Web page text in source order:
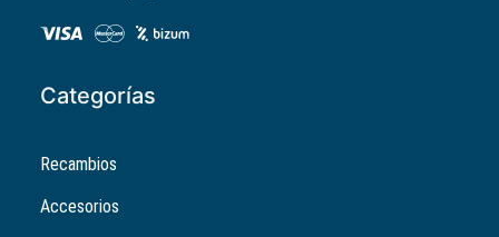
Categorías
Recambios
Accesorios